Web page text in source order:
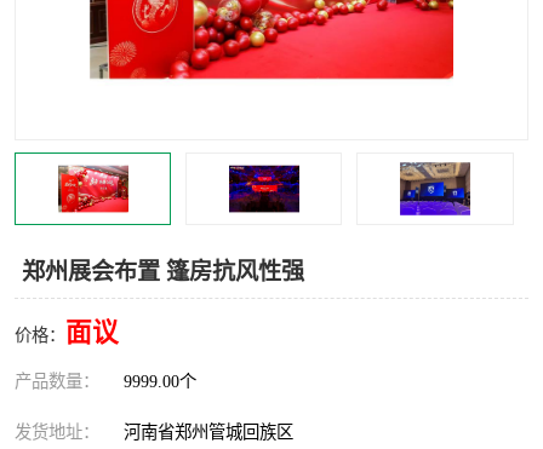
郑州展会布置 篷房抗风性强
价格： 面议
产品数量： 9999.00个
发货地址： 河南省郑州管城回族区
龙门架搭建 会议桌椅租赁
灯光音响租赁 空飘出租